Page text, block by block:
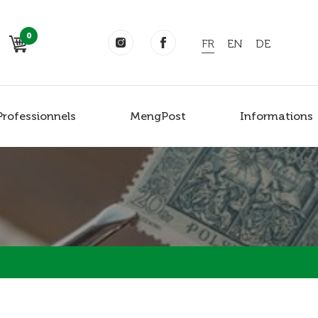
MengPost Informations
0
FR EN DE